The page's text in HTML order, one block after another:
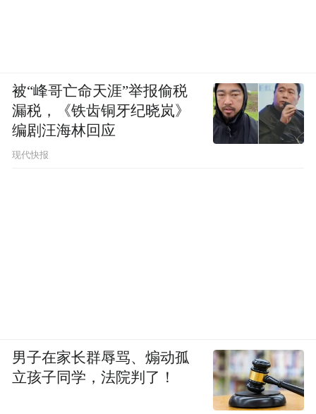
被“峰哥亡命天涯”举报偷税
漏税，《铁齿铜牙纪晓岚》
编剧汪海林回应
现代快报
男子在家长群辱骂、煽动孤
立孩子同学，法院判了！